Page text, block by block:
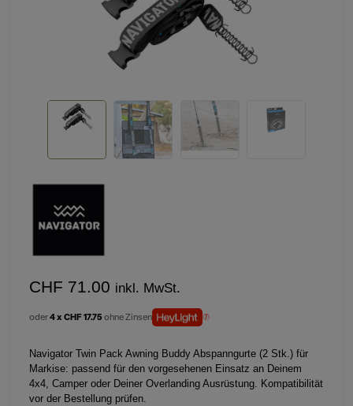
CHF 71.00 inkl. MwSt.
oder4 x CHF 17.75 ohne Zinsen
Navigator Twin Pack Awning Buddy Abspanngurte (2 Stk.) für
Markise: passend für den vorgesehenen Einsatz an Deinem
4x4, Camper oder Deiner Overlanding Ausrüstung. Kompatibilität
vor der Bestellung prüfen.